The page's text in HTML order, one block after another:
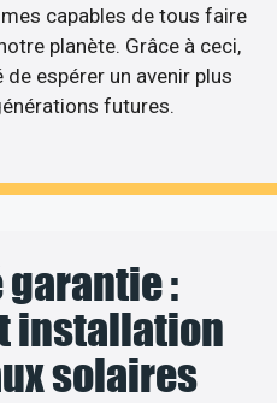
capables de tous faire
planète. Grâce à ceci,
espérer un avenir plus
futures.
:
installation
solaires